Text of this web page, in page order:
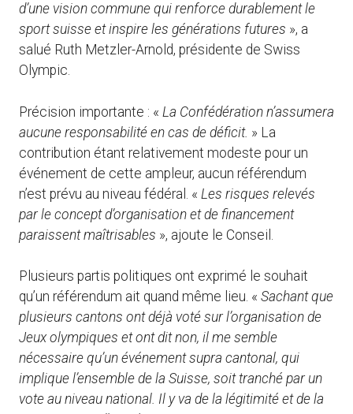
d’une vision commune qui renforce durablement le
sport suisse et inspire les générations futures », a
salué Ruth Metzler-Arnold, présidente de Swiss
Olympic.
Précision importante : « La Confédération n’assumera
aucune responsabilité en cas de déficit. » La
contribution étant relativement modeste pour un
événement de cette ampleur, aucun référendum
n’est prévu au niveau fédéral. « Les risques relevés
par le concept d’organisation et de financement
paraissent maîtrisables », ajoute le Conseil.
Plusieurs partis politiques ont exprimé le souhait
qu’un référendum ait quand même lieu. « Sachant que
plusieurs cantons ont déjà voté sur l’organisation de
Jeux olympiques et ont dit non, il me semble
nécessaire qu’un événement supra cantonal, qui
implique l’ensemble de la Suisse, soit tranché par un
vote au niveau national. Il y va de la légitimité et de la